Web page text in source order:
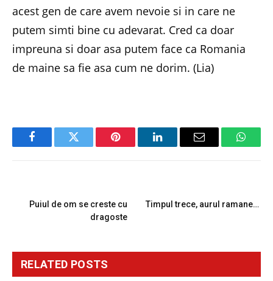
acest gen de care avem nevoie si in care ne
putem simti bine cu adevarat. Cred ca doar
impreuna si doar asa putem face ca Romania
de maine sa fie asa cum ne dorim. (Lia)
FacebookTwitter Pinterest LinkedInEmail
Puiul de om se creste cu
dragoste
Timpul trece, aurul ramane…
RELATED POSTS